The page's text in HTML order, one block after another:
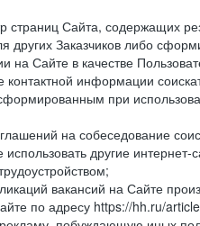
страниц Сайта, содержащих
Заказчиков либо
на Сайте в качестве
контактной информации
при
на собеседование
другие
вакансий на Сайте
по адресу https://hh.ru/